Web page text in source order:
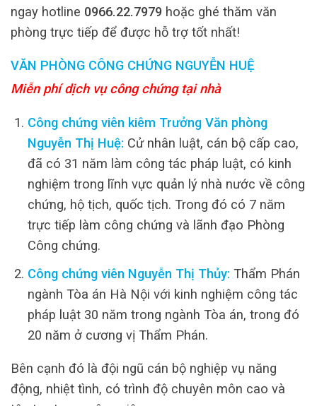
ngay hotline 0966.22.7979 hoặc ghé thăm văn
phòng trực tiếp để được hỗ trợ tốt nhất!
VĂN PHÒNG CÔNG CHỨNG NGUYỄN HUỆ
Miễn phí dịch vụ công chứng tại nhà
Công chứng viên kiêm Trưởng Văn phòng
Nguyễn Thị Huệ: Cử nhân luật, cán bộ cấp cao,
đã có 31 năm làm công tác pháp luật, có kinh
nghiệm trong lĩnh vực quản lý nhà nước về công
chứng, hộ tịch, quốc tịch. Trong đó có 7 năm
trực tiếp làm công chứng và lãnh đạo Phòng
Công chứng.
Công chứng viên Nguyễn Thị Thủy: Thẩm Phán
ngành Tòa án Hà Nội với kinh nghiệm công tác
pháp luật 30 năm trong ngành Tòa án, trong đó
20 năm ở cương vị Thẩm Phán.
Bên cạnh đó là đội ngũ cán bộ nghiệp vụ năng
động, nhiệt tình, có trình độ chuyên môn cao và